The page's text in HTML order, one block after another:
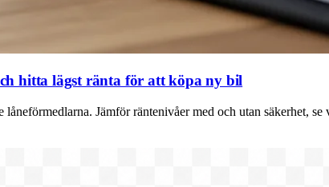
hitta lägst ränta för att köpa ny bil
Jämför räntenivåer med och utan säkerhet, se